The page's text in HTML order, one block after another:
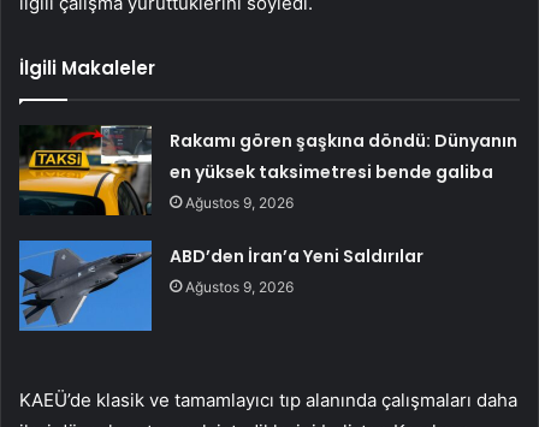
İlgili Makaleler
Rakamı gören şaşkına döndü: Dünyanın
en yüksek taksimetresi bende galiba
Ağustos 9, 2026
ABD’den İran’a Yeni Saldırılar
Ağustos 9, 2026
KAEÜ’de klasik ve tamamlayıcı tıp alanında çalışmaları daha